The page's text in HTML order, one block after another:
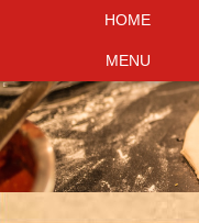
HOME
MENU
HOME
MENU